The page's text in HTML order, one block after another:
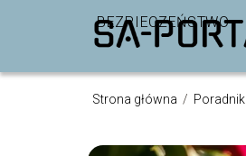
BEZPIECZEŃSTWO
Strona główna / Poradnik